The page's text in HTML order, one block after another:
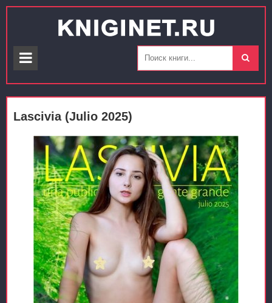
Lascivia (Julio 2025)